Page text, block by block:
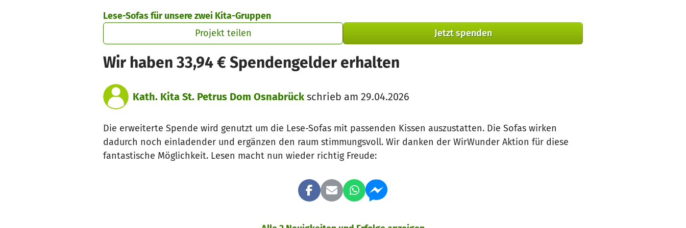
Lese-Sofas für unsere zwei Kita-Gruppen
Projekt teilen
Jetzt spenden
Wir haben 33,94 € Spendengelder erhalten
Kath. Kita St. Petrus Dom Osnabrück schrieb am 29.04.2026
Die erweiterte Spende wird genutzt um die Lese-Sofas mit passenden Kissen auszustatten. Die Sofas wirken
dadurch noch einladender und ergänzen den raum stimmungsvoll. Wir danken der WirWunder Aktion für diese
fantastische Möglichkeit. Lesen macht nun wieder richtig Freude: